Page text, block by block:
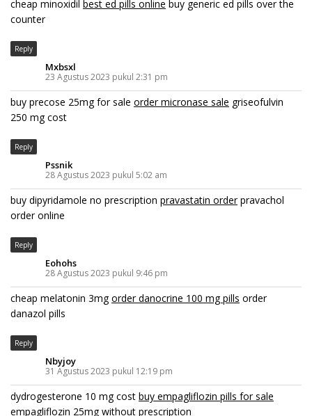
cheap minoxidil best ed pills online buy generic ed pills over the
counter
Reply
Mxbsxl
23 Agustus 2023 pukul 2:31 pm
buy precose 25mg for sale order micronase sale griseofulvin
250 mg cost
Reply
Pssnik
28 Agustus 2023 pukul 5:02 am
buy dipyridamole no prescription pravastatin orderpravachol
order online
Reply
Eohohs
28 Agustus 2023 pukul 9:46 pm
cheap melatonin 3mgorder danocrine 100 mg pills order
danazol pills
Reply
Nbyjoy
31 Agustus 2023 pukul 12:19 pm
dydrogesterone 10 mg cost buy empagliflozin pills for sale
empagliflozin 25mg without prescription